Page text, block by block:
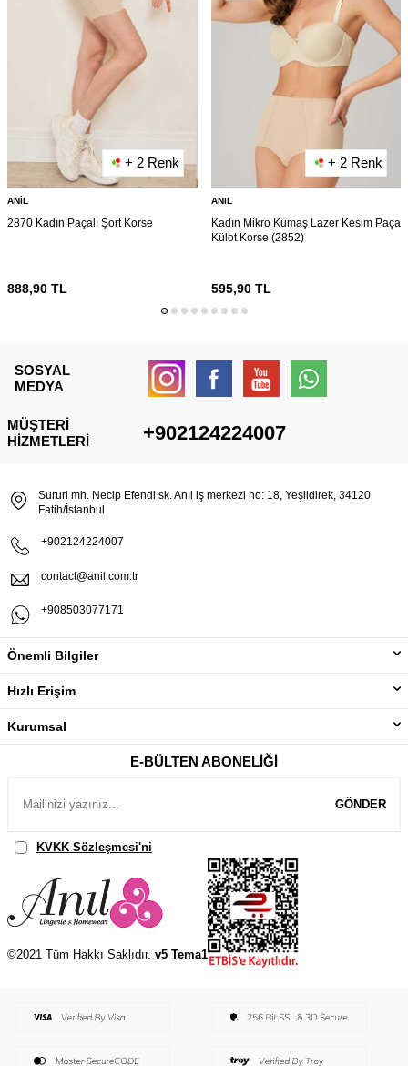
+ 2 Renk
ANIL
2870 Kadın Paçalı Şort Korse
888,90 TL
+ 2 Renk
ANIL
Kadın Mikro Kumaş Lazer Kesim Paça
Külot Korse (2852)
595,90TL
SOSYAL
MEDYA
MÜŞTERI
HIZMETLERI
+902124224007
Sururi mh. Necip Efendi sk. Anıl iş merkezi no: 18, Yeşildirek, 34120
Fatih/İstanbul
+902124224007
contact@anil.com.tr
+908503077171
Önemli Bilgiler
Hızlı Erişim
Kurumsal
E-BÜLTEN ABONELIĞI
GÖNDER
KVKK Sözleşmesi'ni
©2021 Tüm Hakkı Saklıdır. v5 Tema1